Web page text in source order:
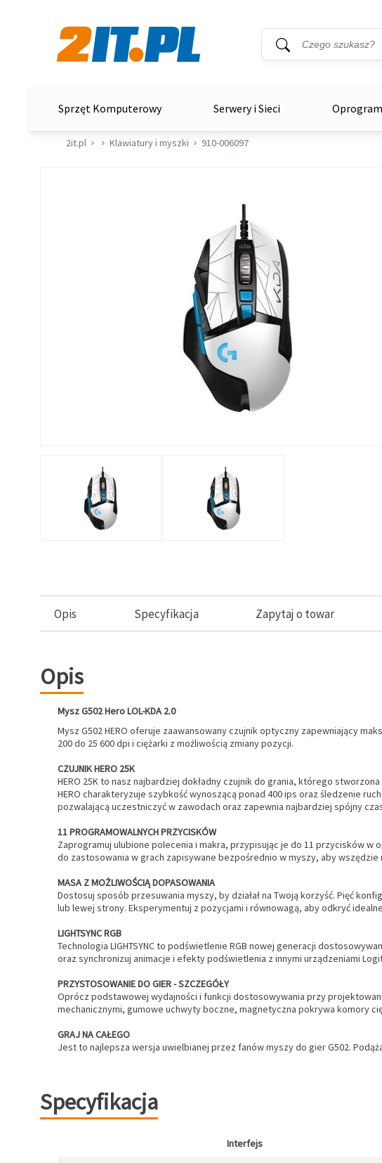
Wyszukiwarka
Słowo kluczowe
Sprzęt Komputerowy Serwery i Sieci
2it.pl Klawiatury i myszki 910-006097
Opis Specyfikacja Zapytaj o towar
Opis
Mysz G502 Hero LOL-KDA 2.0
Mysz G502 HERO oferuje zaawansowany czujnik optyczny zapewniający
200 do 25 600 dpi i ciężarki z możliwością zmiany pozycji.
CZUJNIK HERO 25K
HERO 25K to nasz najbardziej dokładny czujnik do grania, którego
HERO charakteryzuje szybkość wynoszącą ponad 400 ips oraz śledzenie
pozwalającą uczestniczyć w zawodach oraz zapewnia najbardziej spójny
11 PROGRAMOWALNYCH PRZYCISKÓW
Zaprogramuj ulubione polecenia i makra, przypisując je do 11 przycisków w
do zastosowania w grach zapisywane bezpośrednio w myszy, aby
MASA Z MOŻLIWOŚCIĄ DOPASOWANIA
Dostosuj sposób przesuwania myszy, by działał na Twoją korzyść. Pięć
lub lewej strony. Eksperymentuj z pozycjami i równowagą, aby odkryć
LIGHTSYNC RGB
Technologia LIGHTSYNC to podświetlenie RGB nowej generacji
oraz synchronizuj animacje i efekty podświetlenia z innymi urządzeniami
PRZYSTOSOWANIE DO GIER - SZCZEGÓŁY
Oprócz podstawowej wydajności i funkcji dostosowywania przy
mechanicznymi, gumowe uchwyty boczne, magnetyczna pokrywa komory
GRAJ NA CAŁEGO
Jest to najlepsza wersja uwielbianej przez fanów myszy do gier G502.
Specyfikacja
Interfejs